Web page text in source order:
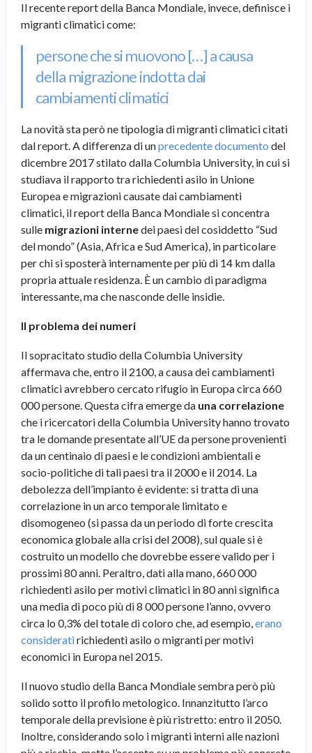
Il recente report della Banca Mondiale, invece, definisce i
migranti climatici come:
persone che si muovono […] a causa
della migrazione indotta dai
cambiamenti climatici
La novità sta però ne tipologia di migranti climatici citati
dal report. A differenza di unprecedente documento del
dicembre 2017 stilato dalla Columbia University, in cui si
studiava il rapporto tra richiedenti asilo in Unione
Europea e migrazioni causate dai cambiamenti
climatici, il report della Banca Mondiale si concentra
sulle migrazioni internedei paesi del cosiddetto “Sud
del mondo” (Asia, Africa e Sud America), in particolare
per chi si sposterà internamente per più di 14 km dalla
propria attuale residenza. È un cambio di paradigma
interessante, ma che nasconde delle insidie.
Il problema dei numeri
Il sopracitato studio della Columbia University
affermava che, entro il 2100, a causa dei cambiamenti
climatici avrebbero cercato rifugio in Europa circa 660
000 persone. Questa cifra emerge da una correlazione
che i ricercatori della Columbia University hanno trovato
tra le domande presentate all’UE da persone provenienti
da un centinaio di paesi e le condizioni ambientali e
socio-politiche di tali paesi tra il 2000 e il 2014. La
debolezza dell’impianto è evidente: si tratta di una
correlazione in unarco temporale limitato e
disomogeneo (si passa da un periodo di forte crescita
economica globale alla crisi del 2008), sul quale si è
costruito un modello che dovrebbe essere valido per i
prossimi 80 anni. Peraltro, dati alla mano, 660 000
richiedenti asilo per motivi climatici in 80 anni significa
una media dipoco più di 8 000 persone l’anno, ovvero
circa lo 0,3% del totale di coloro che, ad esempio,erano
consideratirichiedenti asilo o migranti per motivi
economici in Europa nel 2015.
Il nuovo studio della Banca Mondiale sembra però più
solido sotto il profilo metologico. Innanzitutto l’arco
temporale della previsione è più ristretto: entro il 2050.
Inoltre, considerando solo i migranti interni alle nazioni